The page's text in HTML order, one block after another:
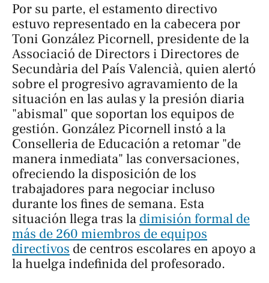
Por su parte, el estamento directivo
estuvo representado en la cabecera por
Toni González Picornell, presidente de la
Associació de Directors i Directores de
Secundària del País Valencià, quien alertó
sobre el progresivo agravamiento de la
situación en las aulas y la presión diaria
"abismal" que soportan los equipos de
gestión. González Picornell instó a la
Conselleria de Educación a retomar "de
manera inmediata" las conversaciones,
ofreciendo la disposición de los
trabajadores para negociar incluso
durante los fines de semana. Esta
situación llega tras la dimisión formal de
más de 260 miembros de equipos
directivos de centros escolares en apoyo a
la huelga indefinida del profesorado.